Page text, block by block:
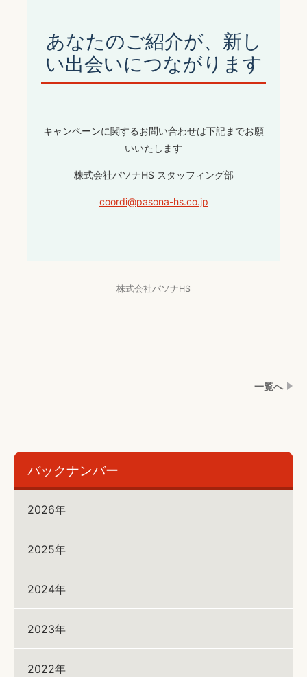
あなたのご紹介が、新し
い出会いにつながります
キャンペーンに関するお問い合わせは下記までお願
いいたします
株式会社パソナHS スタッフィング部
coordi@pasona-hs.co.jp
株式会社パソナHS
⼀覧へ
バックナンバー
2026年
2025年
2024年
2023年
2022年